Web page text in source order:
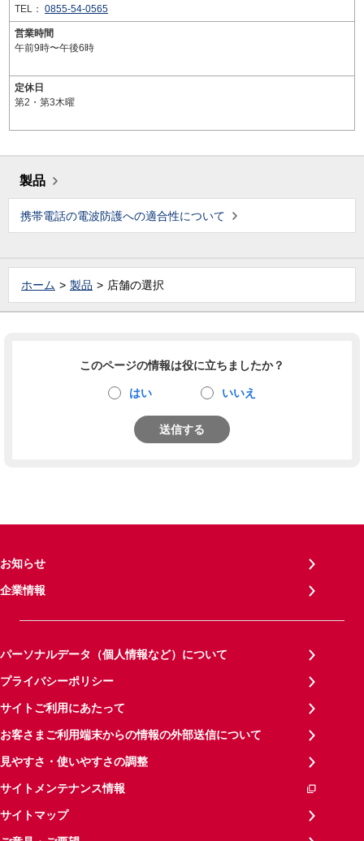
TEL： 0855-54-0565
営業時間
午前9時〜午後6時
定休日
第2・第3木曜
製品
携帯電話の電波防護への適合性について
ホーム 製品 店舗の選択
このページの情報は役に立ちましたか？
はい いいえ
送信する
お知らせ
企業情報
パーソナルデータ（個人情報など）について
プライバシーポリシー
サイトご利用にあたって
お客さまご利用端末からの情報の外部送信について
見やすさ・使いやすさの調整
サイトメンテナンス情報
サイトマップ